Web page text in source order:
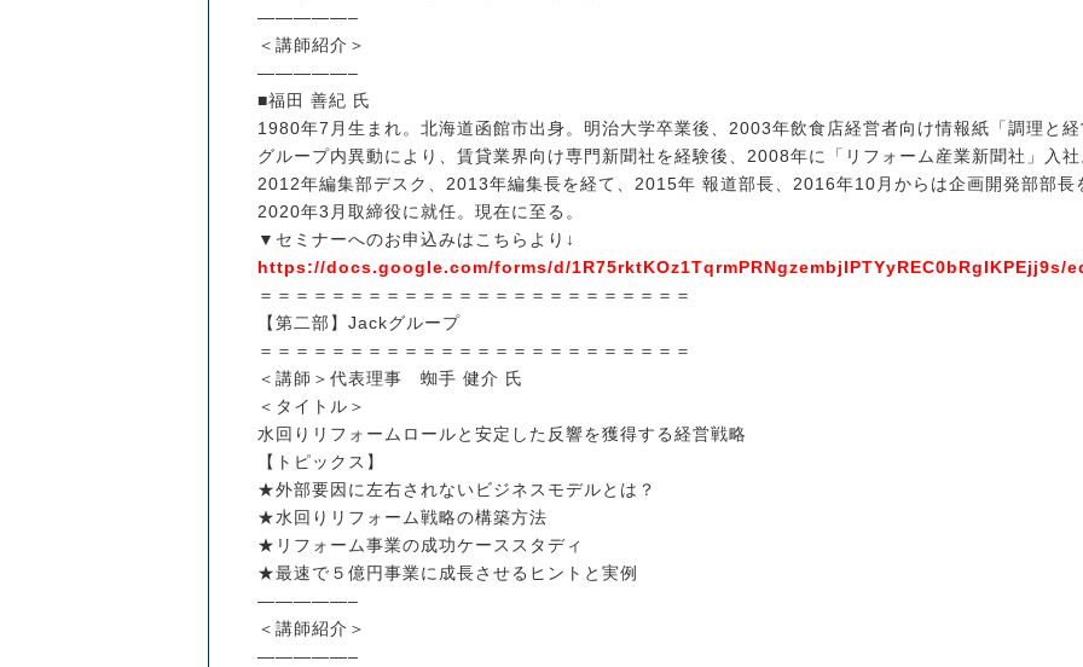
—————–
＜講師紹介＞
—————–
■福田 善紀 氏
1980年7月生まれ。北海道函館市出身。明治大学卒業後、2003年飲食店経営者向け情報紙「調理と経
グループ内異動により、賃貸業界向け専門新聞社を経験後、2008年に「リフォーム産業新聞社」入社
2012年編集部デスク、2013年編集長を経て、2015年 報道部長、2016年10月からは企画開発部部長
2020年3月取締役に就任。現在に至る。
▼セミナーへのお申込みはこちらより↓
https://docs.google.com/forms/d/1R75rktKOz1TqrmPRNgzembjIPTYyREC0bRgIKPEjj9s/
＝＝＝＝＝＝＝＝＝＝＝＝＝＝＝＝＝＝＝＝＝＝＝＝
【第二部】Jackグループ
＝＝＝＝＝＝＝＝＝＝＝＝＝＝＝＝＝＝＝＝＝＝＝＝
＜講師＞代表理事 蜘手 健介 氏
＜タイトル＞
水回りリフォームロールと安定した反響を獲得する経営戦略
【トピックス】
★外部要因に左右されないビジネスモデルとは？
★水回りリフォーム戦略の構築方法
★リフォーム事業の成功ケーススタディ
★最速で５億円事業に成長させるヒントと実例
—————–
＜講師紹介＞
—————–